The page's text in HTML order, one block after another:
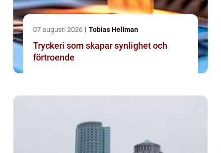
07 augusti 2026 Tobias Hellman
Tryckeri som skapar synlighet och
förtroende